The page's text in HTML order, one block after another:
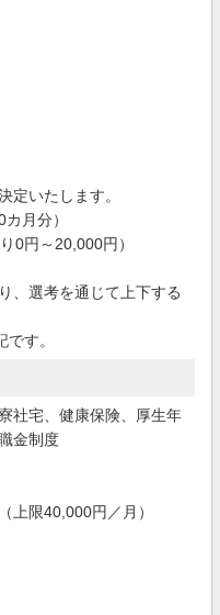
定いたします。
月分）
0円～20,000円）
、選考を通じて上下する
す。
社宅、健康保険、厚生年
金制度
上限40,000円／月）